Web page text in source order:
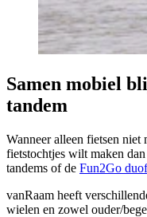
Samen mobiel
tandem
Wanneer alleen fietsen niet
fietstochtjes wilt maken
tandems of de Fun2Go
vanRaam heeft
wielen en zowel ouder/